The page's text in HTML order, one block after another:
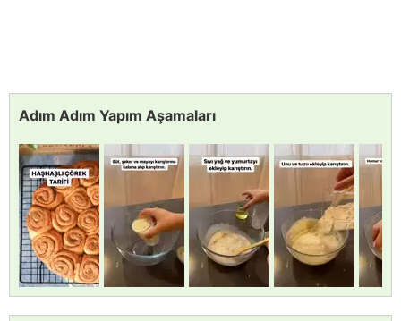
Adım Adım Yapım Aşamaları